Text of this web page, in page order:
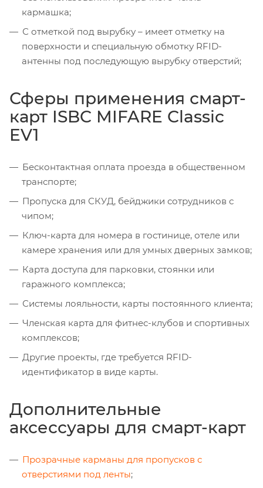
кармашка;
С отметкой под вырубку – имеет отметку на
поверхности и специальную обмотку RFID-
антенны под последующую вырубку отверстий;
Сферы применения смарт-
карт ISBC MIFARE Classic
EV1
Бесконтактная оплата проезда в общественном
транспорте;
Пропуска для СКУД, бейджики сотрудников с
чипом;
Ключ-карта для номера в гостинице, отеле или
камере хранения или для умных дверных замков;
Карта доступа для парковки, стоянки или
гаражного комплекса;
Системы лояльности, карты постоянного клиента;
Членская карта для фитнес-клубов и спортивных
комплексов;
Другие проекты, где требуется RFID-
идентификатор в виде карты.
Дополнительные
аксессуары для смарт-карт
Прозрачные карманы для пропусков с
отверстиями под ленты;